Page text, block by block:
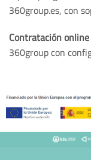
360group.es, con
Contratación
360group con